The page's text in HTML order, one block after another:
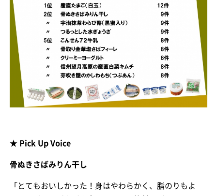
★ Pick Up Voice
骨ぬきさばみりん干し
「とてもおいしかった！身はやわらかく、脂のりもよ